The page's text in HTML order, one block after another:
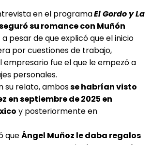
en el programaEl Gordo y La
su romance con Muñón
a pesar de que explicó que el inicio
por cuestiones de trabajo,
empresario fue el que le empezó a
personales.
su relato, ambosse habrían visto
en septiembre de 2025 en
y posteriormente en
queÁngel Muñoz le daba regalos